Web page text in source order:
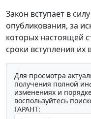
Закон вступает в
опубликования, за
которых настоящей
сроки вступления их
Для просмотра
получения полной
изменениях и
воспользуйтесь
ГАРАНТ: